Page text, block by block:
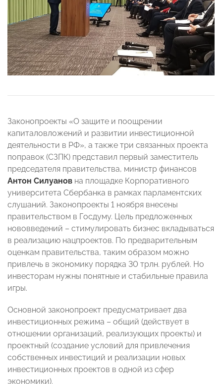
Законопроекты «О защите и поощрении
капиталовложений и развитии инвестиционной
деятельности в РФ», а также три связанных проекта
поправок (СЗПК) представил первый заместитель
председателя правительства, министр финансов
Антон Силуанов на площадке Корпоративного
университета Сбербанка в рамках парламентских
слушаний. Законопроекты 1 ноября внесены
правительством в Госдуму. Цель предложенных
нововведений – стимулировать бизнес вкладываться
в реализацию нацпроектов. По предварительным
оценкам правительства, таким образом можно
привлечь в экономику порядка 30 трлн. рублей. Но
инвесторам нужны понятные и стабильные правила
игры.
Основной законопроект предусматривает два
инвестиционных режима – общий (действует в
отношении организаций, реализующих проекты) и
проектный (создание условий для привлечения
собственных инвестиций и реализации новых
инвестиционных проектов в одной из сфер
экономики).